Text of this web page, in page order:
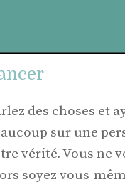
des choses et
sur une
vérité. Vous ne
soyez vous-